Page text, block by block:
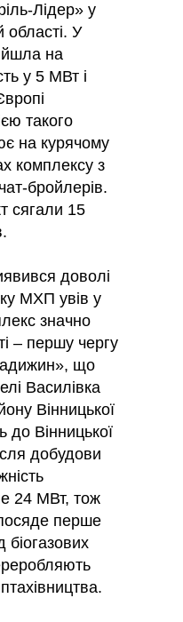
Лідер» у
області. У
на
у 5 МВт і
такого
на курячому
комплексу з
бройлерів.
сягали 15
доволі
МХП увів у
значно
– першу чергу
що
Василівка
Вінницької
до Вінницької
добудови
24 МВт, тож
перше
біогазових